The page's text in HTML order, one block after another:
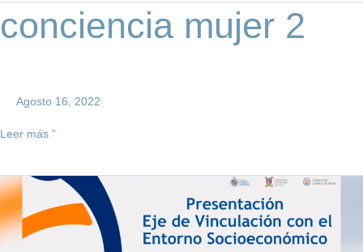
conciencia mujer 2
Agosto 16, 2022
mujer
Leer más ”
Presentan
plan
para
fortalecer